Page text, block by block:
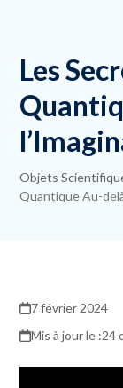
Les
Objets
Quantique Au-
7 février 2024
24